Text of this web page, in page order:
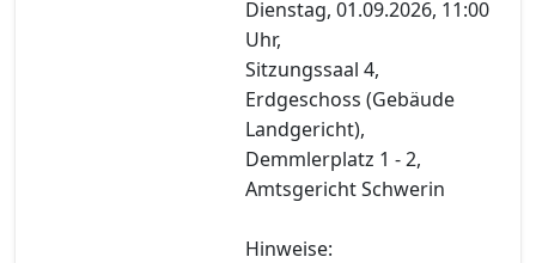
Dienstag, 01.09.2026, 11:00
Uhr,
Sitzungssaal 4,
Erdgeschoss (Gebäude
Landgericht),
Demmlerplatz 1 - 2,
Amtsgericht Schwerin
Hinweise: